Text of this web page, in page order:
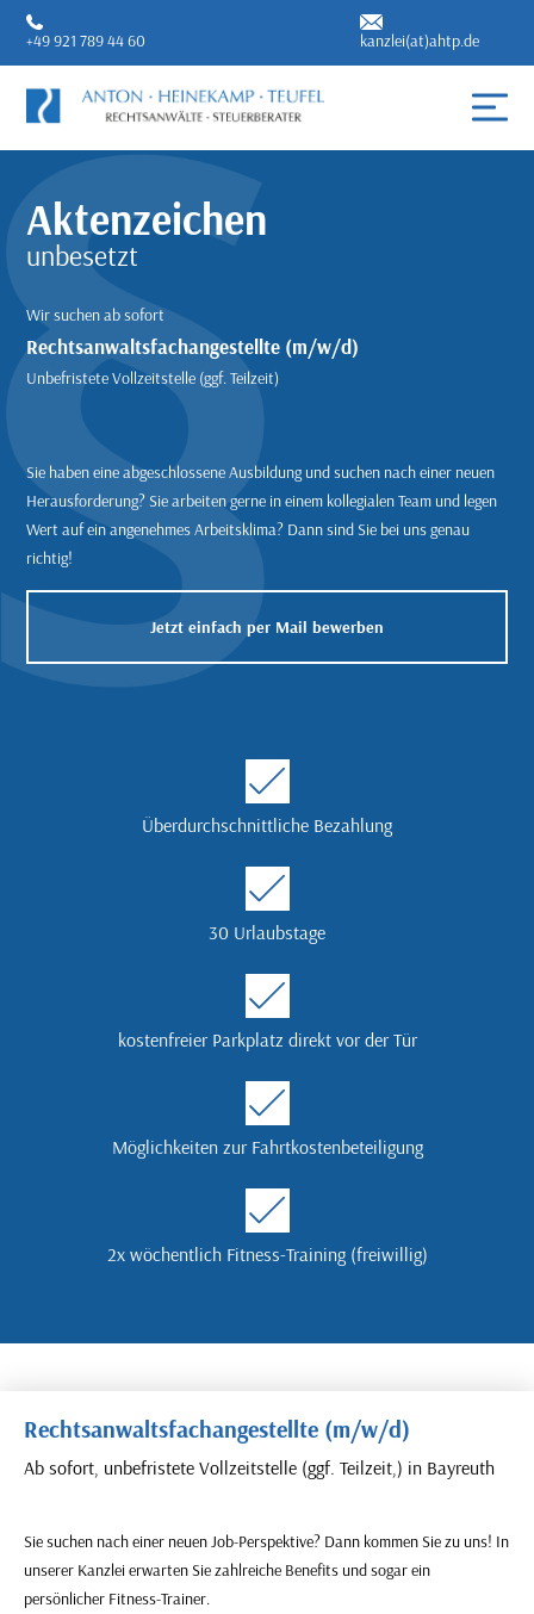
+49 921 789 44 60 kanzlei(at)ahtp.de
Aktenzeichen
unbesetzt
Wir suchen ab sofort
Rechtsanwaltsfachangestellte (m/w/d)
Unbefristete Vollzeitstelle (ggf. Teilzeit)
Sie haben eine abgeschlossene Ausbildung und suchen nach einer neuen
Herausforderung? Sie arbeiten gerne in einem kollegialenTeam und legen
Wert auf ein angenehmesArbeitsklima? Dann sind Sie bei uns genau
richtig!
Jetzt einfach per Mail bewerben
Überdurchschnittliche Bezahlung
30 Urlaubstage
kostenfreier Parkplatz direkt vor der Tür
Möglichkeiten zur Fahrtkostenbeteiligung
2x wöchentlich Fitness-Training (freiwillig)
Rechtsanwaltsfachangestellte (m/w/d)
Ab sofort, unbefristete Vollzeitstelle (ggf. Teilzeit,) in Bayreuth
Sie suchen nach einer neuen Job-Perspektive? Dann kommen Sie zu uns! In
unserer Kanzlei erwarten Sie zahlreiche Benefits und sogar ein
persönlicher Fitness-Trainer.